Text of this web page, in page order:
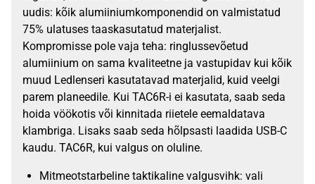
uudis: kõik alumiiniumkomponendid on valmistatud
75% ulatuses taaskasutatud materjalist.
Kompromisse pole vaja teha: ringlussevõetud
alumiinium on sama kvaliteetne ja vastupidav kui kõik
muud Ledlenseri kasutatavad materjalid, kuid veelgi
parem planeedile. Kui TAC6R-i ei kasutata, saab seda
hoida vöökotis või kinnitada riietele eemaldatava
klambriga. Lisaks saab seda hõlpsasti laadida USB-C
kaudu. TAC6R, kui valgus on oluline.
Mitmeotstarbeline taktikaline valgusvihk: vali